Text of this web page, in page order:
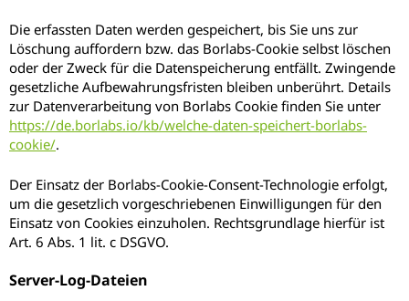
Die erfassten Daten werden gespeichert, bis Sie uns zur
Löschung auffordern bzw. das Borlabs-Cookie selbst löschen
oder der Zweck für die Datenspeicherung entfällt. Zwingende
gesetzliche Aufbewahrungsfristen bleiben unberührt. Details
zur Datenverarbeitung von Borlabs Cookie finden Sie unter
https://de.borlabs.io/kb/welche-daten-speichert-borlabs-
cookie/.
Der Einsatz der Borlabs-Cookie-Consent-Technologie erfolgt,
um die gesetzlich vorgeschriebenen Einwilligungen für den
Einsatz von Cookies einzuholen. Rechtsgrundlage hierfür ist
Art. 6 Abs. 1 lit. c DSGVO.
Server-Log-Dateien